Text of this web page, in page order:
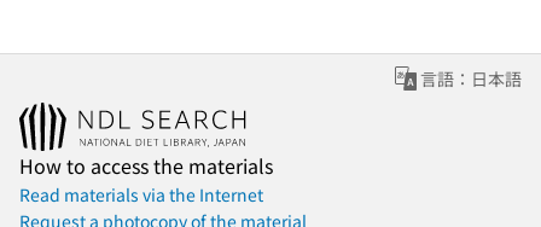
言語：日本語
How to access the materials
Read materials via the Internet
Request a photocopy of the material